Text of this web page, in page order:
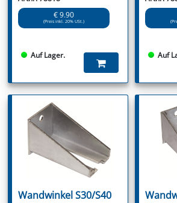
€ 9.90
(Preis inkl. 20% USt.)
Auf Lager. Auf
Wandwinkel S30/S40